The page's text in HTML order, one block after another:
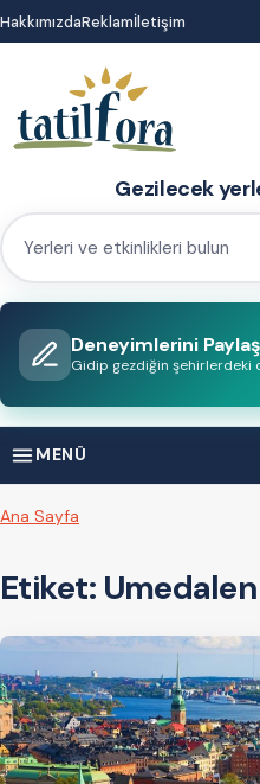
İçeriğe
atla
HakkımızdaReklamİletişim
Gezilecek
Yerleri
etkinlikleri
bulun Deneyimlerini Paylaş
Gidip gezdiğin şehirlerdeki
MENÜ
Ana Sayfa
Etiket: